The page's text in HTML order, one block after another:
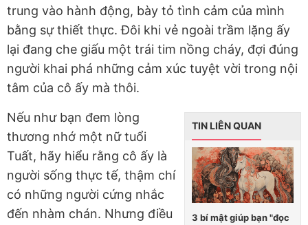
trung vào hành động, bày tỏ tình cảm của mình
bằng sự thiết thực. Đôi khi vẻ ngoài trầm lặng ấy
lại đang che giấu một trái tim nồng cháy, đợi đúng
người khai phá những cảm xúc tuyệt vời trong nội
tâm của cô ấy mà thôi.
TIN LIÊN QUAN
3 bí mật giúp bạn "đọc
Nếu như bạn đem lòng
thương nhớ một nữ tuổi
Tuất, hãy hiểu rằng cô ấy là
người sống thực tế, thậm chí
có những người cứng nhắc
đến nhàm chán. Nhưng điều